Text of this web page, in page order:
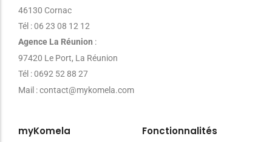
46130 Cornac
Tél : 06 23 08 12 12
Agence La Réunion :
97420 Le Port, La Réunion
Tél : 0692 52 88 27
Mail : contact@mykomela.com
myKomela Fonctionnalités